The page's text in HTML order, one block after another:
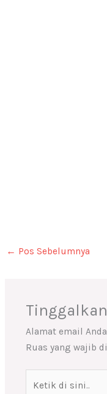
← Pos Sebelumnya
Alamat email
Ruas yang wajib